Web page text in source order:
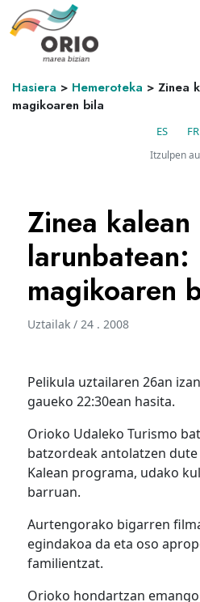
Hasiera > Hemeroteka > Zinea
magikoaren bila
ES FR
Itzulpen
Zinea kalean
magikoaren
Uztailak / 24 . 2008
Pelikula uztailaren 26an
gaueko 22:30ean hasita.
Orioko Udaleko Turismo
batzordeak antolatzen
Kalean programa, udako
barruan.
Aurtengorako bigarren
egindakoa da eta oso
familientzat.
Orioko hondartzan